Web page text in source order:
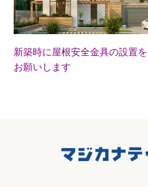
新築時に屋根安全金具の設置を
お願いします